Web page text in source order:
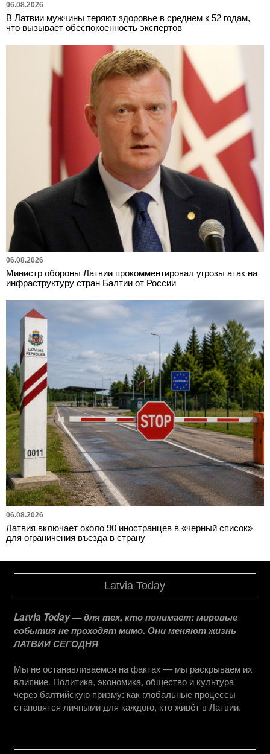
06.08.2026
В Латвии мужчины теряют здоровье в среднем к 52 годам,
что вызывает обеспокоенность экспертов
06.08.2026
Министр обороны Латвии прокомментировал угрозы атак на
инфраструктуру стран Балтии от России
06.08.2026
Латвия включает около 90 иностранцев в «черный список»
для ограничения въезда в страну
Latvia Today
Latvia Today — для тех, кто понимает: мировые
события не проходят мимо. Они меняют жизнь
ЛАТВИИ СЕГОДНЯ
Мы не останавливаемся на фактах — мы раскрываем их
влияние. Политика, экономика, общество и культура
через балтийскую призму: как глобальные процессы
становятся личными для каждого, кто живёт в Латвии.